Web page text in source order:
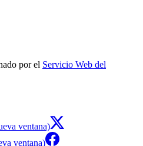
por el Servicio Web del
ventana)
ventana)